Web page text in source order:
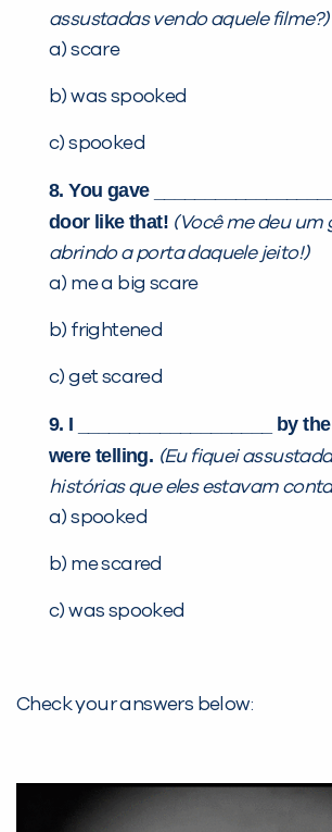
assustadas vendo aquele filme?)
a) scare
b) was spooked
c) spooked
8. You gave
door like that! (Você me deu um
abrindo a porta daquele jeito!)
a) me a big scare
b) frightened
c) get scared
9. I ___________________ by
were telling. (Eu fiquei
histórias que eles estavam
a) spooked
b) me scared
c) was spooked
Check your answers below: